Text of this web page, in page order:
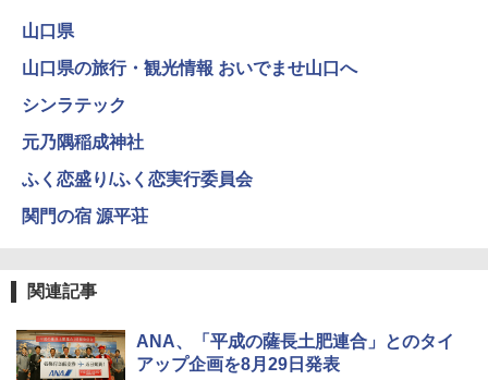
山口県
山口県の旅行・観光情報 おいでませ山口へ
シンラテック
元乃隅稲成神社
ふく恋盛り/ふく恋実行委員会
関門の宿 源平荘
関連記事
ANA、「平成の薩長土肥連合」とのタイ
アップ企画を8月29日発表